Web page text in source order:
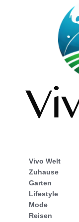
Vivo Welt
Zuhause
Garten
Lifestyle
Mode
Reisen